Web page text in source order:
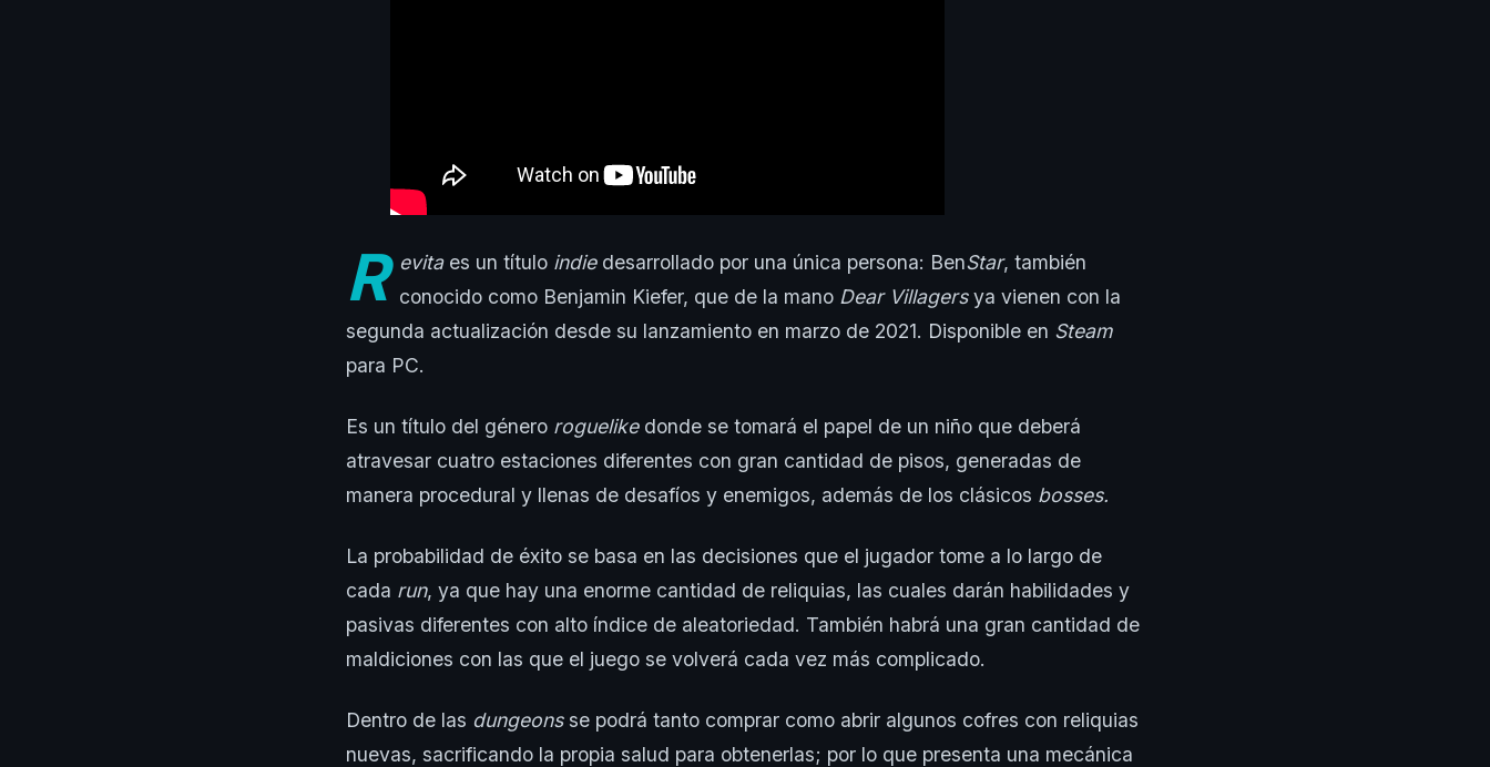
R evitaes un título indiedesarrollado por una única persona: BenStar, también
conocido como Benjamin Kiefer, que de la mano Dear Villagersya vienen con la
segunda actualización desde su lanzamiento en marzo de 2021. Disponible en Steam
para PC.
Es un título del género roguelikedonde se tomará el papel de un niño que deberá
atravesar cuatro estaciones diferentes con gran cantidad de pisos, generadas de
manera procedural y llenas de desafíos y enemigos, además de los clásicos bosses.
La probabilidad de éxito se basa en las decisiones que el jugador tome a lo largo de
cada run, ya que hay una enorme cantidad de reliquias, las cuales darán habilidades y
pasivas diferentes con alto índice de aleatoriedad. También habrá una gran cantidad de
maldiciones con las que el juego se volverá cada vez más complicado.
Dentro de las dungeonsse podrá tanto comprar como abrir algunos cofres con reliquias
nuevas, sacrificando la propia salud para obtenerlas; por lo que presenta una mecánica